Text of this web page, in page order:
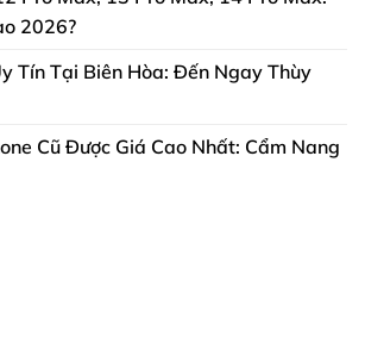
2026?
Tín Tại Biên Hòa: Đến Ngay Thùy
Cũ Được Giá Cao Nhất: Cẩm Nang